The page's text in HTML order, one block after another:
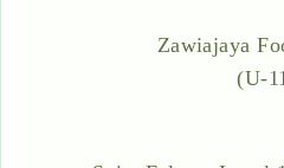
Zawiajaya